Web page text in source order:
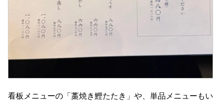
看板メニューの「藁焼き鰹たたき」や、単品メニューもい